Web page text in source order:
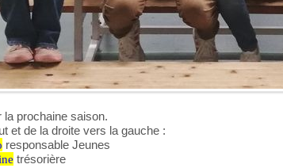
la prochaine saison.
et de la droite vers la gauche :
responsable Jeunes
trésorière